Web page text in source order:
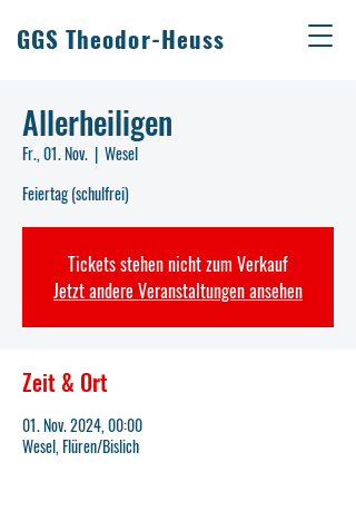
GGS Theodor-Heuss
Allerheiligen
Fr., 01. Nov.
  |
Wesel
Feiertag (schulfrei)
Tickets stehen nicht zum Verkauf
Jetzt andere Veranstaltungen ansehen
Zeit & Ort
01. Nov. 2024, 00:00
Wesel, Flüren/Bislich